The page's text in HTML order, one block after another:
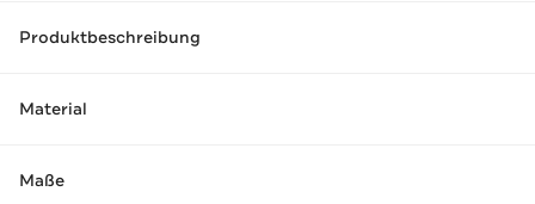
Produktbeschreibung
Material
Maße